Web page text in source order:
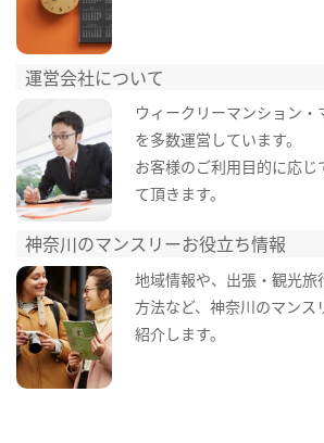
運営会社について
ウィークリーマンション
を多数運営しています。
お客様のご利用目的に応じ
て頂きます。
神奈川のマンスリーお役立ち情報
地域情報や、出張・観光旅
方法など、神奈川のマンス
紹介します。